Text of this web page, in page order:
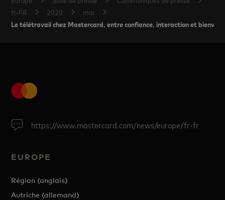
fr-FR
2020 mai
Le télétravail chez Mastercard, entre confiance, interaction et
https://www.mastercard.com/news/europe/fr-fr
EUROPE
Région (anglais)
Autriche (allemand)